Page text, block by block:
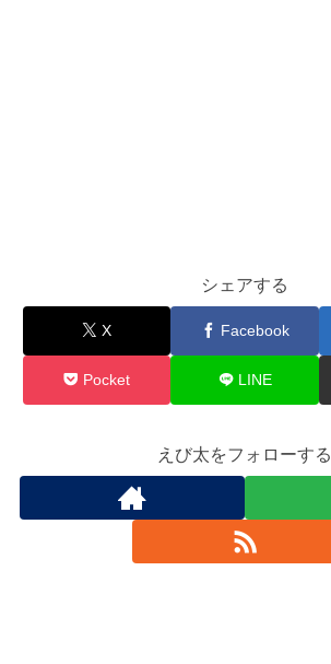
シェアする
X Facebook
Pocket LINE
えび太をフォローする